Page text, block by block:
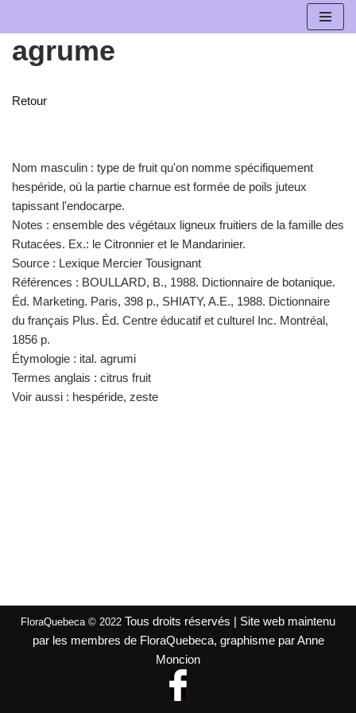
Aller
au
agrume
Retour
Nom masculin : type de fruit qu'on nomme spécifiquement
hespéride, où la partie charnue est formée de poils juteux
tapissant l'endocarpe.
Notes : ensemble des végétaux ligneux fruitiers de la famille des
Rutacées. Ex.: le Citronnier et le Mandarinier.
Source : Lexique Mercier Tousignant
Références : BOULLARD, B., 1988. Dictionnaire de botanique.
Éd. Marketing. Paris, 398 p., SHIATY, A.E., 1988. Dictionnaire
du français Plus. Éd. Centre éducatif et culturel Inc. Montréal,
1856 p.
Étymologie : ital. agrumi
Termes anglais : citrus fruit
Voir aussi : hespéride, zeste
FloraQuebeca © 2022 Tous droits réservés | Site web maintenu
par les membres de FloraQuebeca, graphisme par Anne
Moncion